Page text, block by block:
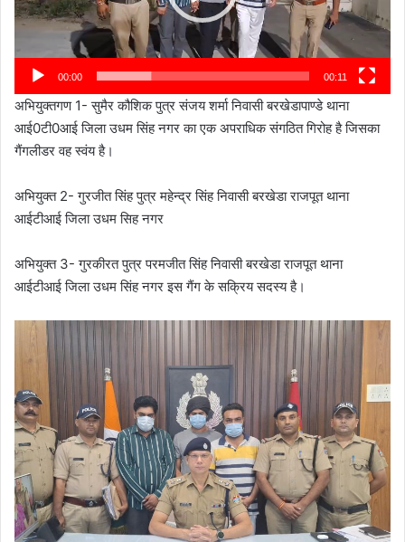
00:00 00:11
अभियुक्तगण 1- सुमैर कौशिक पुत्र संजय शर्मा निवासी बरखेडापाण्डे थाना
आई0टी0आई जिला उधम सिंह नगर का एक अपराधिक संगठित गिरोह है जिसका
गैंगलीडर वह स्वंय है।
अभियुक्त 2- गुरजीत सिंह पुत्र महेन्द्र सिंह निवासी बरखेडा राजपूत थाना
आईटीआई जिला उधम सिह नगर
अभियुक्त 3- गुरकीरत पुत्र परमजीत सिंह निवासी बरखेडा राजपूत थाना
आईटीआई जिला उधम सिंह नगर इस गैंग के सक्रिय सदस्य है।